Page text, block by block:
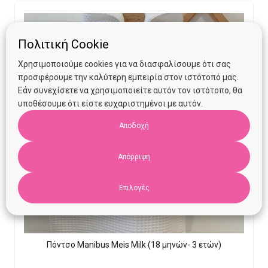
Πόντσο Manibus Meis Milk (18 μηνών- 3 ετών)
Πολιτική Cookie
Χρησιμοποιούμε cookies για να διασφαλίσουμε ότι σας
προσφέρουμε την καλύτερη εμπειρία στον ιστότοπό μας.
Εάν συνεχίσετε να χρησιμοποιείτε αυτόν τον ιστότοπο, θα
υποθέσουμε ότι είστε ευχαριστημένοι με αυτόν.
Αποδοχή
Απόρριψη
Επιλογές